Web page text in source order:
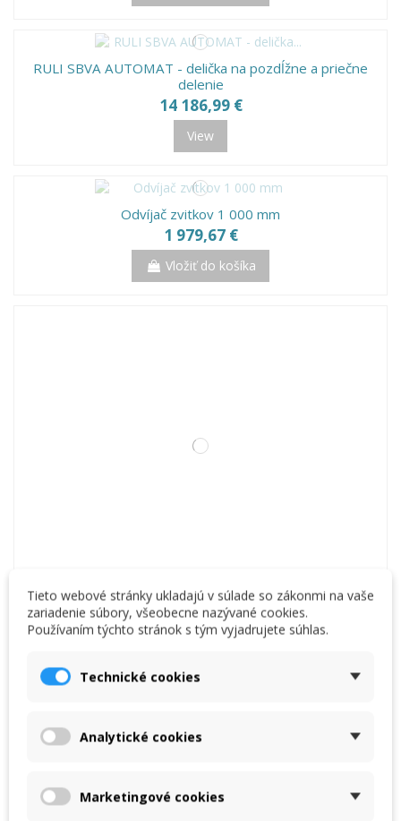
RULI SBVA AUTOMAT - delička na pozdĺžne a priečne
delenie
14 186,99 €
View
Odvíjač zvitkov 1 000 mm
1 979,67 €
Vložiť do košíka
Popruh na zvitky MARCUS rozmer 2000 x 48 mm
13,76 €
Komínová šablóna JOUANEL
Tieto webové stránky ukladajú v súlade so zákonmi na vaše
zariadenie súbory, všeobecne nazývané cookies.
Používaním týchto stránok s tým vyjadrujete súhlas.
Technické cookies
Analytické cookies
Marketingové cookies